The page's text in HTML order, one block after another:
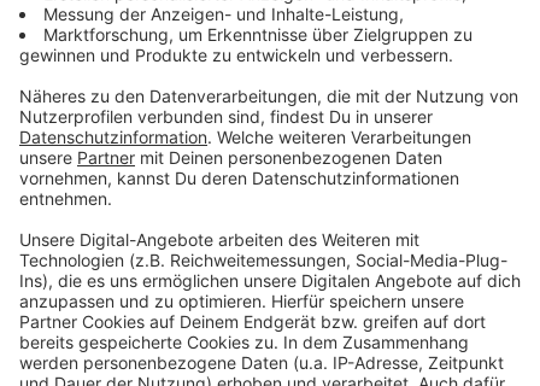
Zur Meldung der Stadt
Hier geht's zur Terminbuchung bei der Stadt
So haben wir über den Start des digitalen
Traukalenders berichtet
Anzeige